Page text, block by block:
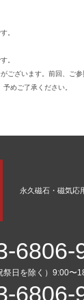
。
。
ございます。前回、ご参
めご了承ください。
永久磁石・磁気応
6806-
祭日を除く）9:00〜
6806-